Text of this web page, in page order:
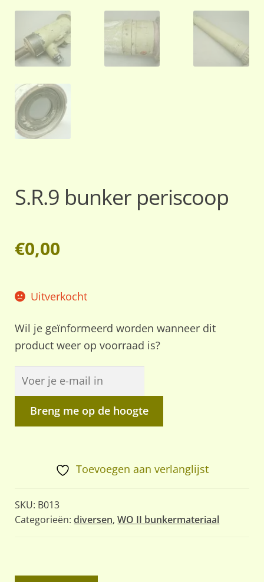
S.R.9 bunker periscoop
€0,00
Uitverkocht
Wil je geïnformeerd worden wanneer dit
product weer op voorraad is?
Breng me op de hoogte
Toevoegen aan verlanglijst
SKU: B013
Categorieën:diversen,WO II bunkermateriaal